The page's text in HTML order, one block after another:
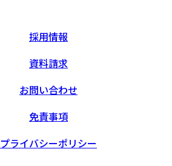
採用情報
資料請求
お問い合わせ
免責事項
プライバシーポリシー